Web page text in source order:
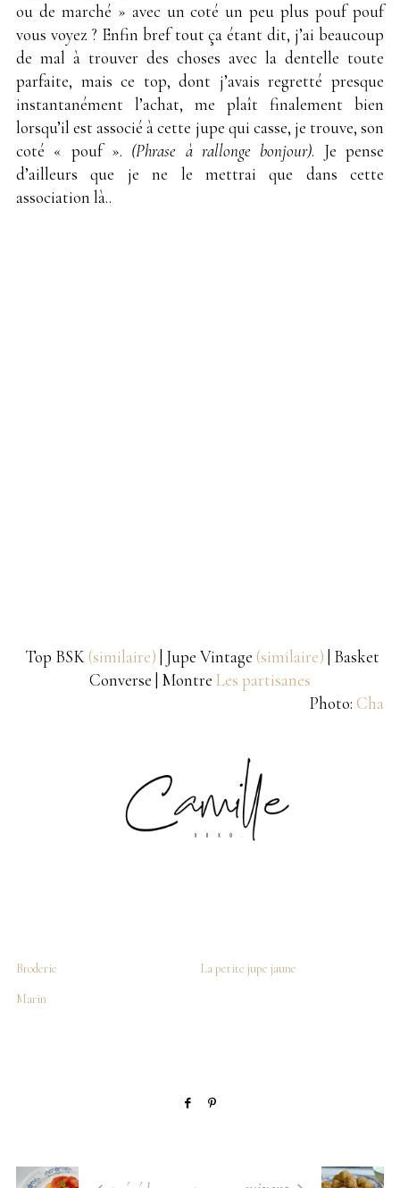
ou de marché » avec un coté un peu plus pouf pouf
vous voyez ? Enfin bref tout ça étant dit, j’ai beaucoup
de mal à trouver des choses avec la dentelle toute
parfaite, mais ce top, dont j’avais regretté presque
instantanément l’achat, me plaît finalement bien
lorsqu’il est associé à cette jupe qui casse, je trouve, son
coté « pouf ». (Phrase à rallonge bonjour). Je pense
d’ailleurs que je ne le mettrai que dans cette
association là..
Top BSK (similaire) | Jupe Vintage (similaire) | Basket
Converse | Montre Les partisanes
Photo: Cha
Broderie
La petite jupe jaune
Marin